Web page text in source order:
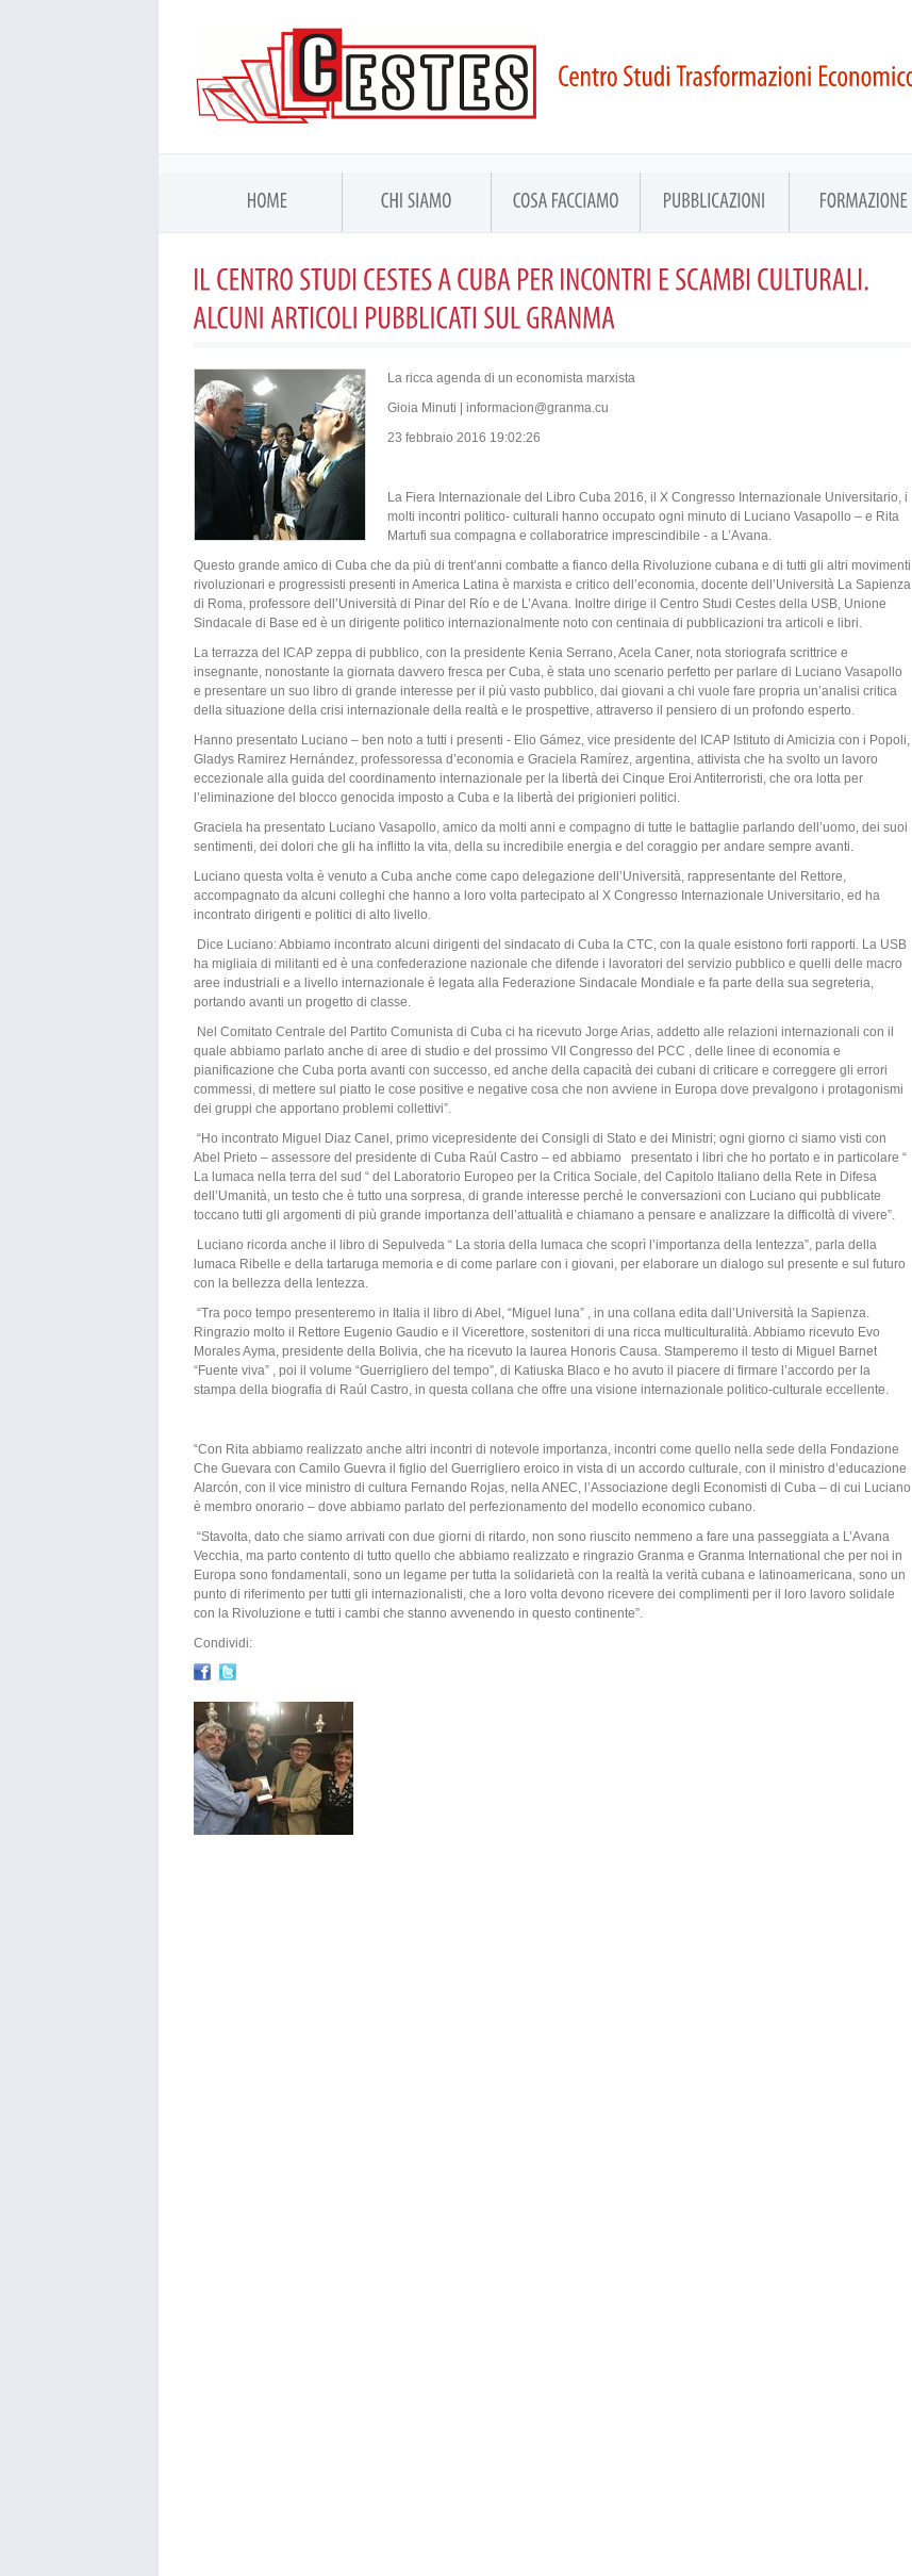
La ricca agenda di un economista marxista
Gioia Minuti | informacion@granma.cu
23 febbraio 2016 19:02:26
La Fiera Internazionale del Libro Cuba 2016, il X Congresso Internazionale Universitario, i
molti incontri politico- culturali hanno occupato ogni minuto di Luciano Vasapollo – e Rita
Martufi sua compagna e collaboratrice imprescindibile - a L’Avana.
Questo grande amico di Cuba che da più di trent’anni combatte a fianco della Rivoluzione cubana e di tutti gli altri movimenti
rivoluzionari e progressisti presenti in America Latina è marxista e critico dell’economia, docente dell’Università La Sapienza
di Roma, professore dell’Università di Pinar del Río e de L’Avana. Inoltre dirige il Centro Studi Cestes della USB, Unione
Sindacale di Base ed è un dirigente politico internazionalmente noto con centinaia di pubblicazioni tra articoli e libri.
La terrazza del ICAP zeppa di pubblico, con la presidente Kenia Serrano, Acela Caner, nota storiografa scrittrice e
insegnante, nonostante la giornata davvero fresca per Cuba, è stata uno scenario perfetto per parlare di Luciano Vasapollo
e presentare un suo libro di grande interesse per il più vasto pubblico, dai giovani a chi vuole fare propria un’analisi critica
della situazione della crisi internazionale della realtà e le prospettive, attraverso il pensiero di un profondo esperto.
Hanno presentato Luciano – ben noto a tutti i presenti - Elio Gámez, vice presidente del ICAP Istituto di Amicizia con i Popoli,
Gladys Ramirez Hernández, professoressa d’economia e Graciela Ramírez, argentina, attivista che ha svolto un lavoro
eccezionale alla guida del coordinamento internazionale per la libertà dei Cinque Eroi Antiterroristi, che ora lotta per
l’eliminazione del blocco genocida imposto a Cuba e la libertà dei prigionieri politici.
Graciela ha presentato Luciano Vasapollo, amico da molti anni e compagno di tutte le battaglie parlando dell’uomo, dei suoi
sentimenti, dei dolori che gli ha inflitto la vita, della su incredibile energia e del coraggio per andare sempre avanti.
Luciano questa volta è venuto a Cuba anche come capo delegazione dell’Università, rappresentante del Rettore,
accompagnato da alcuni colleghi che hanno a loro volta partecipato al X Congresso Internazionale Universitario, ed ha
incontrato dirigenti e politici di alto livello.
Dice Luciano: Abbiamo incontrato alcuni dirigenti del sindacato di Cuba la CTC, con la quale esistono forti rapporti. La USB
ha migliaia di militanti ed è una confederazione nazionale che difende i lavoratori del servizio pubblico e quelli delle macro
aree industriali e a livello internazionale è legata alla Federazione Sindacale Mondiale e fa parte della sua segreteria,
portando avanti un progetto di classe.
Nel Comitato Centrale del Partito Comunista di Cuba ci ha ricevuto Jorge Arias, addetto alle relazioni internazionali con il
quale abbiamo parlato anche di aree di studio e del prossimo VII Congresso del PCC , delle linee di economia e
pianificazione che Cuba porta avanti con successo, ed anche della capacità dei cubani di criticare e correggere gli errori
commessi, di mettere sul piatto le cose positive e negative cosa che non avviene in Europa dove prevalgono i protagonismi
dei gruppi che apportano problemi collettivi”.
“Ho incontrato Miguel Diaz Canel, primo vicepresidente dei Consigli di Stato e dei Ministri; ogni giorno ci siamo visti con
Abel Prieto – assessore del presidente di Cuba Raúl Castro – ed abbiamo presentato i libri che ho portato e in particolare “
La lumaca nella terra del sud “ del Laboratorio Europeo per la Critica Sociale, del Capitolo Italiano della Rete in Difesa
dell’Umanità, un testo che è tutto una sorpresa, di grande interesse perché le conversazioni con Luciano qui pubblicate
toccano tutti gli argomenti di più grande importanza dell’attualità e chiamano a pensare e analizzare la difficoltà di vivere”.
Luciano ricorda anche il libro di Sepulveda “ La storia della lumaca che scoprì l’importanza della lentezza”, parla della
lumaca Ribelle e della tartaruga memoria e di come parlare con i giovani, per elaborare un dialogo sul presente e sul futuro
con la bellezza della lentezza.
“Tra poco tempo presenteremo in Italia il libro di Abel, “Miguel luna” , in una collana edita dall’Università la Sapienza.
Ringrazio molto il Rettore Eugenio Gaudio e il Vicerettore, sostenitori di una ricca multiculturalità. Abbiamo ricevuto Evo
Morales Ayma, presidente della Bolivia, che ha ricevuto la laurea Honoris Causa. Stamperemo il testo di Miguel Barnet
“Fuente viva” , poi il volume “Guerrigliero del tempo”, di Katiuska Blaco e ho avuto il piacere di firmare l’accordo per la
stampa della biografia di Raúl Castro, in questa collana che offre una visione internazionale politico-culturale eccellente.
“Con Rita abbiamo realizzato anche altri incontri di notevole importanza, incontri come quello nella sede della Fondazione
Che Guevara con Camilo Guevra il figlio del Guerrigliero eroico in vista di un accordo culturale, con il ministro d’educazione
Alarcón, con il vice ministro di cultura Fernando Rojas, nella ANEC, l’Associazione degli Economisti di Cuba – di cui Luciano
è membro onorario – dove abbiamo parlato del perfezionamento del modello economico cubano.
“Stavolta, dato che siamo arrivati con due giorni di ritardo, non sono riuscito nemmeno a fare una passeggiata a L’Avana
Vecchia, ma parto contento di tutto quello che abbiamo realizzato e ringrazio Granma e Granma International che per noi in
Europa sono fondamentali, sono un legame per tutta la solidarietà con la realtà la verità cubana e latinoamericana, sono un
punto di riferimento per tutti gli internazionalisti, che a loro volta devono ricevere dei complimenti per il loro lavoro solidale
con la Rivoluzione e tutti i cambi che stanno avvenendo in questo continente”.
Condividi: